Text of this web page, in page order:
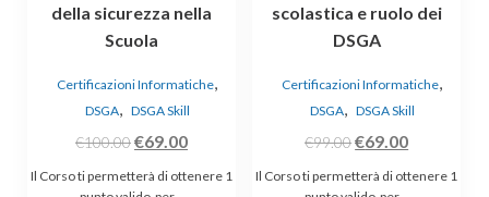
della sicurezza nella
Scuola
Certificazioni Informatiche,
DSGA, DSGA Skill
€100.00Il
prezzo
€69.00Il
prezzo
Il Corso ti permetterà di ottenere 1
scolastica e ruolo dei
DSGA
Certificazioni Informatiche,
DSGA, DSGA Skill
€99.00Il
prezzo
€69.00Il
prezzo
Il Corso ti permetterà di ottenere 1